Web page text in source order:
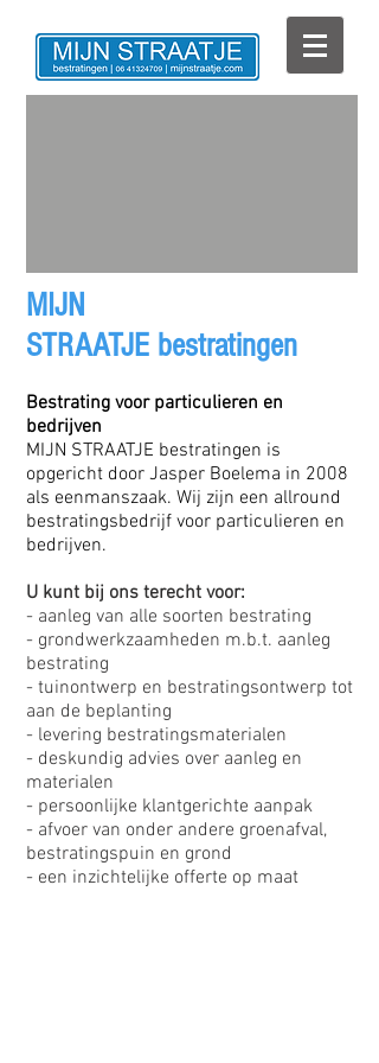
MIJN
STRAATJE bestratingen
Bestrating voor particulieren en
bedrijven
MIJN STRAATJE bestratingen is
opgericht door Jasper Boelema in 2008
als eenmanszaak. Wij zijn een allround
bestratingsbedrijf voor particulieren en
bedrijven.
U kunt bij ons terecht voor:
- aanleg van alle soorten bestrating
- grondwerkzaamheden m.b.t. aanleg
bestrating
- tuinontwerp en bestratingsontwerp tot
aan de beplanting
- levering bestratingsmaterialen
- deskundig advies over aanleg en
materialen
- persoonlijke klantgerichte aanpak
- afvoer van onder andere groenafval,
bestratingspuin en grond
- een inzichtelijke offerte op maat